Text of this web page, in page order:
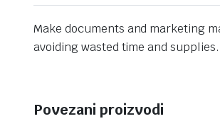
Make documents and marketing
avoiding wasted time and
Povezani proizvodi